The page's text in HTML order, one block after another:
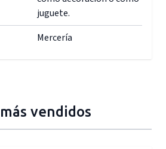
juguete.
Mercería
vendidos